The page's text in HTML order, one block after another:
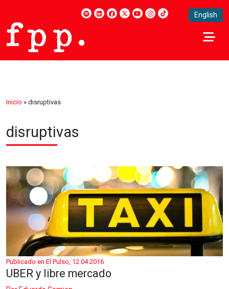
English
Inicio » disruptivas
disruptivas
Publicado en El Pulso, 12.04.2016
UBER y libre mercado